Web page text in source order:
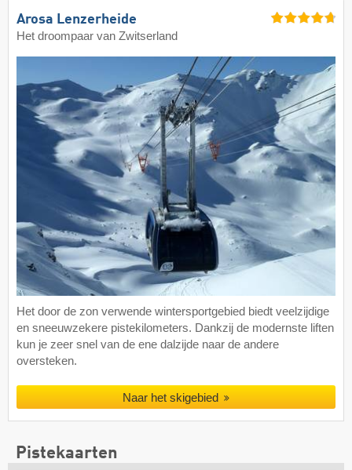
Arosa Lenzerheide
Het droompaar van Zwitserland
Het door de zon verwende wintersportgebied biedt veelzijdige
en sneeuwzekere pistekilometers. Dankzij de modernste liften
kun je zeer snel van de ene dalzijde naar de andere
oversteken.
Naar het skigebied
Pistekaarten